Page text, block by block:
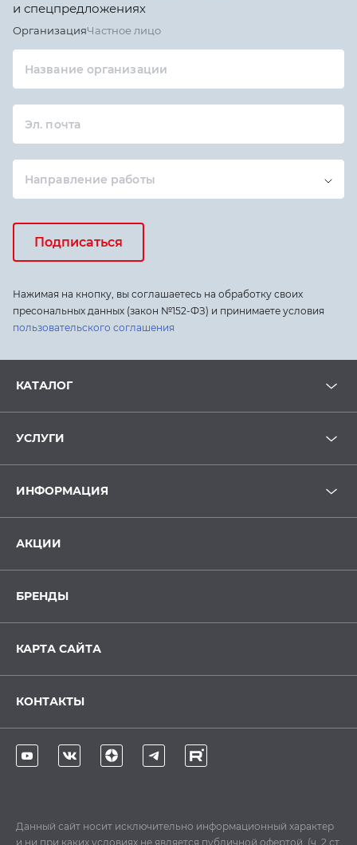
и спецпредложениях
ОрганизацияЧастное лицо
Название организации
Эл. почта
Направление работы
Подписаться
Нажимая на кнопку, вы соглашаетесь на обработку своих
пресональных данных (закон №152-ФЗ) и принимаете условия
пользовательского соглашения
КАТАЛОГ
УСЛУГИ
ИНФОРМАЦИЯ
АКЦИИ
БРЕНДЫ
КАРТА САЙТА
КОНТАКТЫ
Данный сайт носит исключительно информационный характер
и ни при каких условиях не является публичной офертой, (ч. 2 ст.